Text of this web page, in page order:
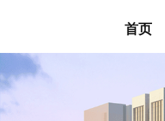
首页